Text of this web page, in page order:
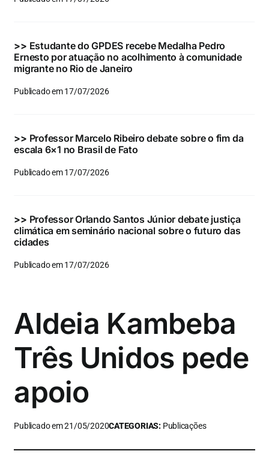
Eventos e Certificados
Buscar
para:
>> Estudante do GPDES recebe Medalha Pedro
Ernesto por atuação no acolhimento à comunidade
migrante no Rio de Janeiro
Publicado em 17/07/2026
>> Professor Marcelo Ribeiro debate sobre o fim da
escala 6×1 no Brasil de Fato
Publicado em 17/07/2026
>> Professor Orlando Santos Júnior debate justiça
climática em seminário nacional sobre o futuro das
cidades
Publicado em 17/07/2026
Aldeia Kambeba
Três Unidos pede
apoio
Publicado em 21/05/2020CATEGORIAS: Publicações